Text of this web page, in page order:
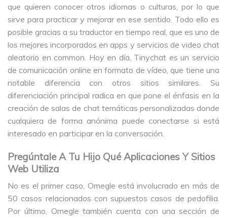
que quieren conocer otros idiomas o culturas, por lo que
sirve para practicar y mejorar en ese sentido. Todo ello es
posible gracias a su traductor en tiempo real, que es uno de
los mejores incorporados en apps y servicios de video chat
aleatorio en common. Hoy en día, Tinychat es un servicio
de comunicación online en formato de vídeo, que tiene una
notable diferencia con otros sitios similares. Su
diferenciación principal radica en que pone el énfasis en la
creación de salas de chat temáticas personalizadas donde
cualquiera de forma anónima puede conectarse si está
interesado en participar en la conversación.
Pregúntale A Tu Hijo Qué Aplicaciones Y Sitios
Web Utiliza
No es el primer caso, Omegle está involucrado en más de
50 casos relacionados con supuestos casos de pedofilia.
Por último, Omegle también cuenta con una sección de